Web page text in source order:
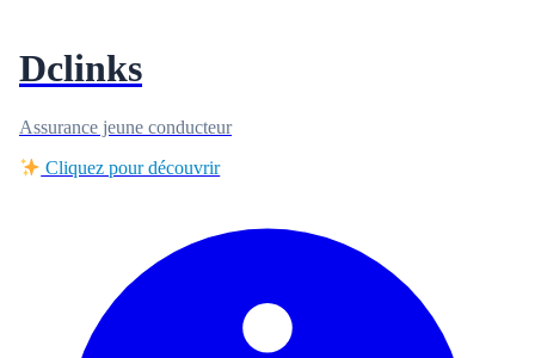
Dclinks
Assurance jeune conducteur
Cliquez pour découvrir